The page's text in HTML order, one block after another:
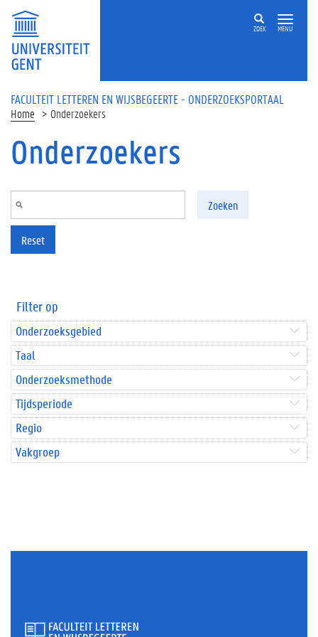
Overslaan en naar de inhoud gaan
ZOEK MENU
FACULTEIT LETTEREN EN WIJSBEGEERTE - ONDERZOEKSPORTAAL
Home Onderzoekers
Onderzoekers
Zoeken
Reset
Filter op
Onderzoeksgebied
Taal
Onderzoeksmethode
Tijdsperiode
Regio
Vakgroep